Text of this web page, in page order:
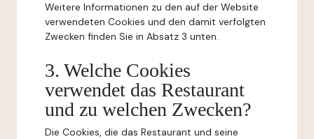
Weitere Informationen zu den auf der Website
verwendeten Cookies und den damit verfolgten
Zwecken finden Sie in Absatz 3 unten.
3. Welche Cookies
verwendet das Restaurant
und zu welchen Zwecken?
Die Cookies, die das Restaurant und seine